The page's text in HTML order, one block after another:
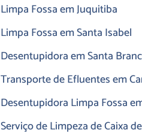
Limpa Fossa em Juquitiba
Limpa Fossa em Santa Isabel
Desentupidora em Santa
Transporte de Efluentes em
Desentupidora Limpa Fossa
Serviço de Limpeza de Caixa